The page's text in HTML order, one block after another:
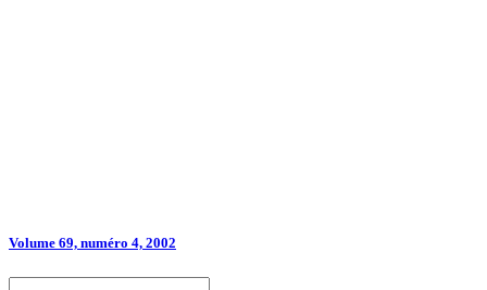
Volume 69, numéro 4, 2002